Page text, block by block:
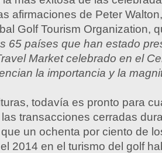
afirmaciones de Peter
Golf Tourism Organization,
65 países que han estado
Market celebrado en el
la importancia y la
todavía es pronto para
transacciones cerradas
un ochenta por ciento de
2014 en el turismo del golf